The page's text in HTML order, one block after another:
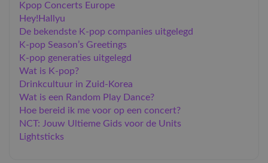
Kpop Concerts Europe
Hey!Hallyu
De bekendste K-pop companies uitgelegd
K-pop Season’s Greetings
K-pop generaties uitgelegd
Wat is K-pop?
Drinkcultuur in Zuid-Korea
Wat is een Random Play Dance?
Hoe bereid ik me voor op een concert?
NCT: Jouw Ultieme Gids voor de Units
Lightsticks